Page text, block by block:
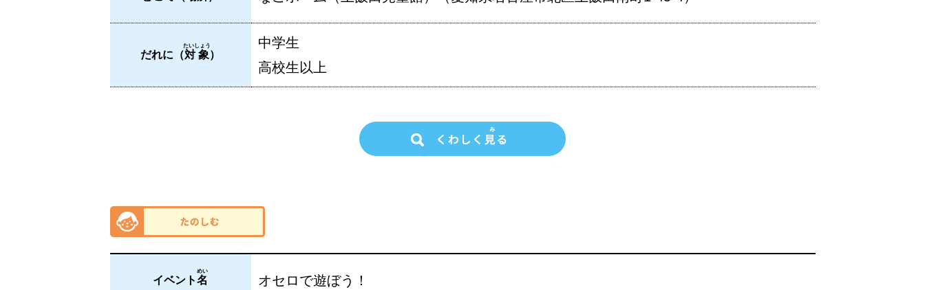
だれに（対象
たいしょう
）
中学生
高校生以上
イベント名
めい
オセロで遊ぼう！